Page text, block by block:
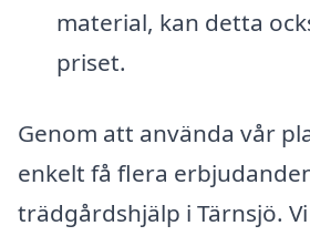
material, kan detta
priset.
Genom att använda vår
enkelt få flera
trädgårdshjälp i Tärnsjö.